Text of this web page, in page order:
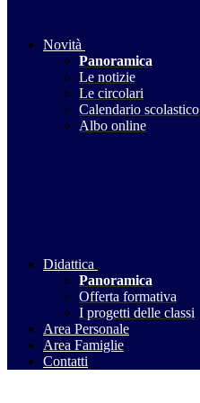
Novità
Panoramica
Le notizie
Le circolari
Calendario scolastico
Albo online
Didattica
Panoramica
Offerta formativa
I progetti delle classi
Area Personale
Area Famiglie
Contatti